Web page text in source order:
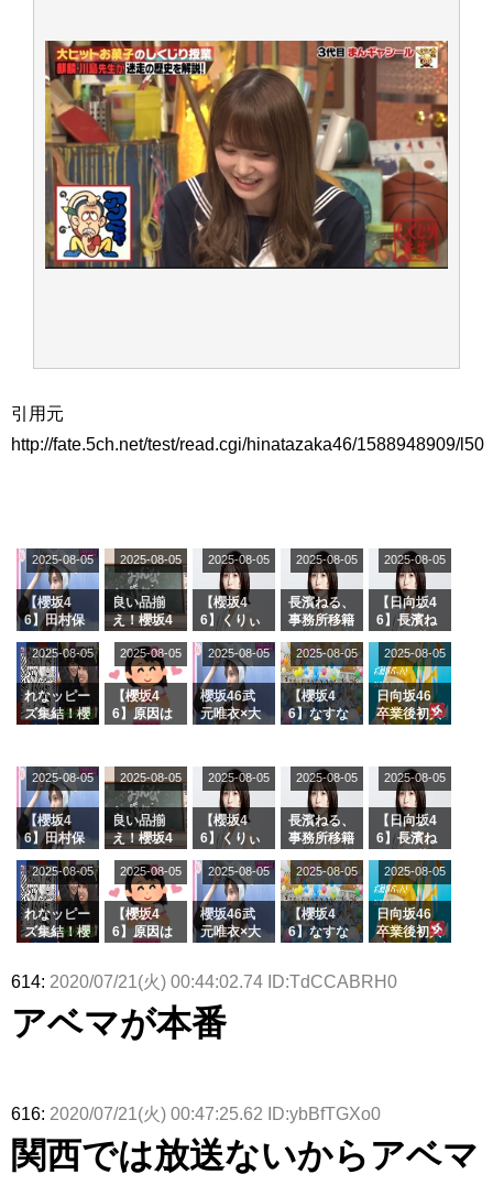
引用元
http://fate.5ch.net/test/read.cgi/hinatazaka46/1588948909/l50
【櫻坂4
6】田村保
ージを脱い
でいた理由
2025-08-05
良い品揃
え！櫻坂4
グル『Mak
e or Brea
k』オフィ
シャルグッ
ズ絶賛販売
2025-08-05
【櫻坂4
6】くりぃ
の2人を手
玉に取る大
沼晶保【く
りぃむナン
タラ】
2025-08-05
長濱ねる、
事務所移籍
属を発表
2025-08-05
【日向坂4
6】長濱ね
ら移籍しフ
ラーム所属
に。これで
事務所に所
属している
がこちら
2025-08-05
れなッピー
ズ集結！櫻
理子、8/6
「ラヴィッ
ト！」水曜
スタジオ出
演決定
2025-08-05
【櫻坂4
6】原因は
uddiesを
ざわつかせ
る...
2025-08-05
櫻坂46武
元唯衣×大
カップお姉
さんに恐怖
【くりぃむ
ナンタラ】
2025-08-05
【櫻坂4
6】なすな
2曲目っ
て...【ラヴ
ィット 東
京ドーム公
演】
2025-08-05
日向坂46
卒業後初共
師匠オード
リー若林さ
んと再会し
た結果･･･
【激レアさ
きた。】
2025-08-05
【櫻坂4
6】田村保
ージを脱い
でいた理由
2025-08-05
良い品揃
え！櫻坂4
グル『Mak
e or Brea
k』オフィ
シャルグッ
ズ絶賛販売
2025-08-05
【櫻坂4
6】くりぃ
の2人を手
玉に取る大
沼晶保【く
りぃむナン
タラ】
2025-08-05
長濱ねる、
事務所移籍
属を発表
2025-08-05
【日向坂4
6】長濱ね
ら移籍しフ
ラーム所属
に。これで
事務所に所
属している
さまの反応
2025-08-05
れなッピー
ズ集結！櫻
理子、8/6
ト！」水曜
スタジオ出
2025-08-05
【櫻坂4
6】原因は
uddiesを
ざわつかせ
る...
2025-08-05
櫻坂46武
元唯衣×大
カップお姉
さんに恐怖
【くりぃむ
ナンタラ】
2025-08-05
【櫻坂4
6】なすな
2曲目っ
2025-08-05
日向坂46
卒業後初共
師匠オード
2025-08-05
614: 2020/07/21(火) 00:44:02.74 ID:TdCCABRH0
アベマが本番
616: 2020/07/21(火) 00:47:25.62 ID:ybBfTGXo0
関西では放送ないからアベマ